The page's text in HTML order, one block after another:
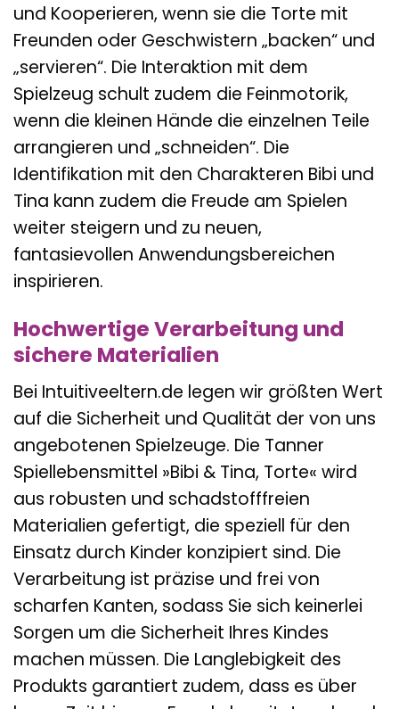
und Kooperieren, wenn sie die Torte mit
Freunden oder Geschwistern „backen“ und
„servieren“. Die Interaktion mit dem
Spielzeug schult zudem die Feinmotorik,
wenn die kleinen Hände die einzelnen Teile
arrangieren und „schneiden“. Die
Identifikation mit den Charakteren Bibi und
Tina kann zudem die Freude am Spielen
weiter steigern und zu neuen,
fantasievollen Anwendungsbereichen
inspirieren.
Hochwertige Verarbeitung und
sichere Materialien
Bei Intuitiveeltern.de legen wir größten Wert
auf die Sicherheit und Qualität der von uns
angebotenen Spielzeuge. Die Tanner
Spiellebensmittel »Bibi & Tina, Torte« wird
aus robusten und schadstofffreien
Materialien gefertigt, die speziell für den
Einsatz durch Kinder konzipiert sind. Die
Verarbeitung ist präzise und frei von
scharfen Kanten, sodass Sie sich keinerlei
Sorgen um die Sicherheit Ihres Kindes
machen müssen. Die Langlebigkeit des
Produkts garantiert zudem, dass es über